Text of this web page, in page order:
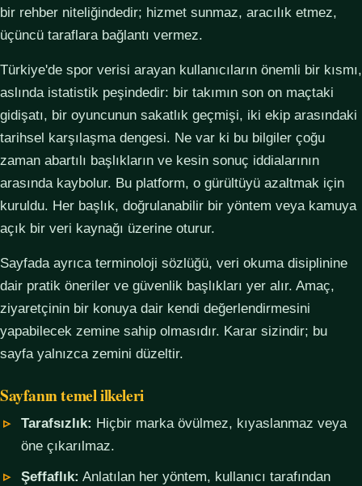
bir rehber niteliğindedir; hizmet sunmaz, aracılık etmez,
üçüncü taraflara bağlantı vermez.
Türkiye'de spor verisi arayan kullanıcıların önemli bir kısmı,
aslında istatistik peşindedir: bir takımın son on maçtaki
gidişatı, bir oyuncunun sakatlık geçmişi, iki ekip arasındaki
tarihsel karşılaşma dengesi. Ne var ki bu bilgiler çoğu
zaman abartılı başlıkların ve kesin sonuç iddialarının
arasında kaybolur. Bu platform, o gürültüyü azaltmak için
kuruldu. Her başlık, doğrulanabilir bir yöntem veya kamuya
açık bir veri kaynağı üzerine oturur.
Sayfada ayrıca terminoloji sözlüğü, veri okuma disiplinine
dair pratik öneriler ve güvenlik başlıkları yer alır. Amaç,
ziyaretçinin bir konuya dair kendi değerlendirmesini
yapabilecek zemine sahip olmasıdır. Karar sizindir; bu
sayfa yalnızca zemini düzeltir.
Sayfanın temel ilkeleri
Tarafsızlık: Hiçbir marka övülmez, kıyaslanmaz veya
öne çıkarılmaz.
Şeffaflık: Anlatılan her yöntem, kullanıcı tarafından